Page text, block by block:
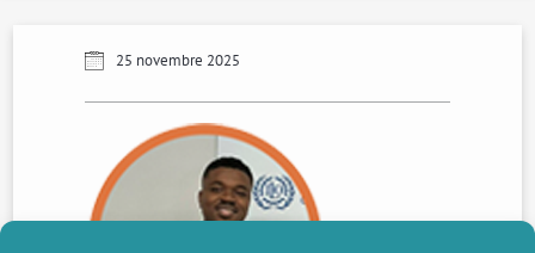
25 novembre 2025